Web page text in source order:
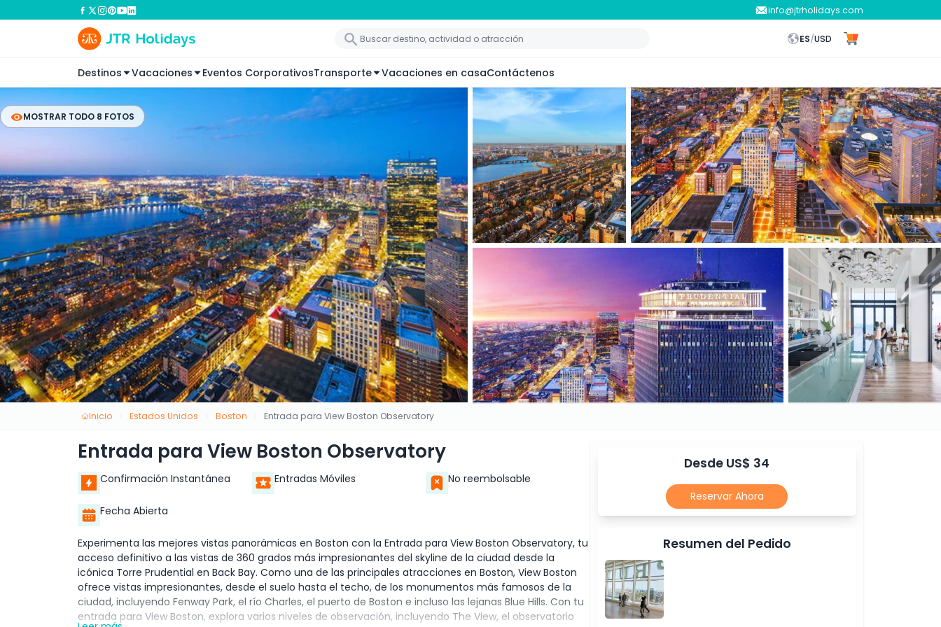
info@jtrholidays.com
ES/USD
Destinos Vacaciones Eventos CorporativosTransporte Vacaciones en casaContáctenos
MOSTRAR TODO 8 FOTOS
Inicio Estados Unidos Boston Entrada para View Boston Observatory
Entrada para View Boston Observatory
Confirmación Instantánea Entradas Móviles No reembolsable
Fecha Abierta
Experimenta las mejores vistas panorámicas en Boston con la Entrada para View Boston Observatory, tu
acceso definitivo a las vistas de 360 grados más impresionantes del skyline de la ciudad desde la
icónica Torre Prudential en Back Bay. Como una de las principales atracciones en Boston, View Boston
ofrece vistas impresionantes, desde el suelo hasta el techo, de los monumentos más famosos de la
ciudad, incluyendo Fenway Park, el río Charles, el puerto de Boston e incluso las lejanas Blue Hills. Con tu
entrada para View Boston, explora varios niveles de observación, incluyendo The View, el observatorio
Desde US$ 34
Reservar Ahora
Resumen del Pedido